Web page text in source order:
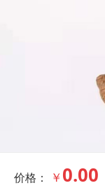
价格： ￥ 0.00